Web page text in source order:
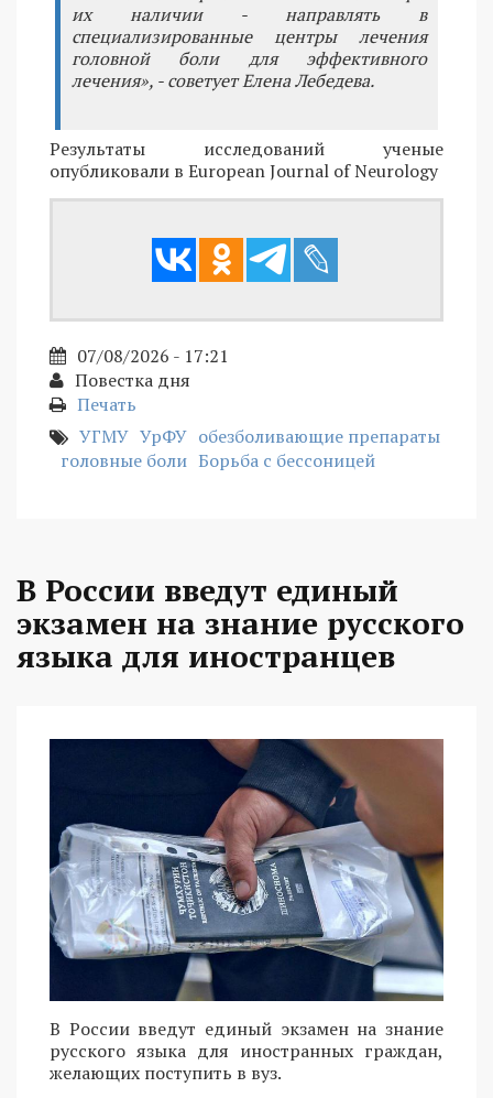
их наличии - направлять в
специализированные центры лечения
головной боли для эффективного
лечения», - советует Елена Лебедева.
Результаты исследований ученые
опубликовали в European Journal of Neurology
07/08/2026 - 17:21
Повестка дня
Печать
УГМУ УрФУ обезболивающие препараты
головные боли Борьба с бессоницей
В России введут единый
экзамен на знание русского
языка для иностранцев
В России введут единый экзамен на знание
русского языка для иностранных граждан,
желающих поступить в вуз.